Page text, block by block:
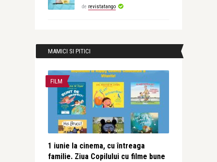
de revistatango
MAMICI SI PITICI
FILM
1 iunie la cinema, cu întreaga
familie. Ziua Copilului cu filme bune